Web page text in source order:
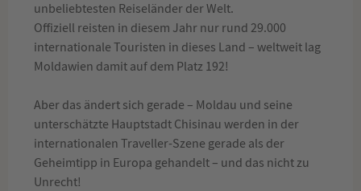
unbeliebtesten Reiseländer der Welt.
Offiziell reisten in diesem Jahr nur rund 29.000
internationale Touristen in dieses Land – weltweit lag
Moldawien damit auf dem Platz 192!
Aber das ändert sich gerade – Moldau und seine
unterschätzte Hauptstadt Chisinau werden in der
internationalen Traveller-Szene gerade als der
Geheimtipp in Europa gehandelt – und das nicht zu
Unrecht!